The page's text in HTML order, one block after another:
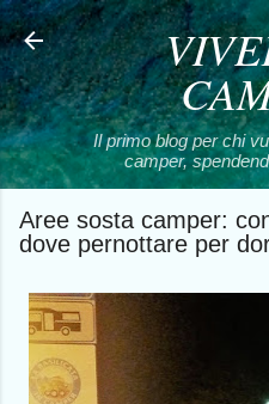
Passa ai
Il primo blog per chi
camper,
Aree sosta camper:
dove pernottare per